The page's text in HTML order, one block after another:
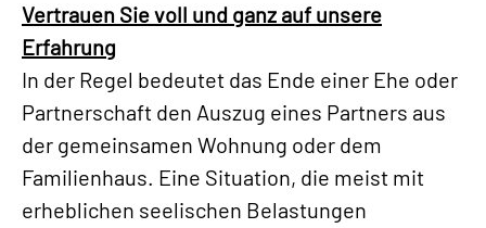
Vertrauen Sie voll und ganz auf unsere
Erfahrung
In der Regel bedeutet das Ende einer Ehe oder
Partnerschaft den Auszug eines Partners aus
der gemeinsamen Wohnung oder dem
Familienhaus. Eine Situation, die meist mit
erheblichen seelischen Belastungen